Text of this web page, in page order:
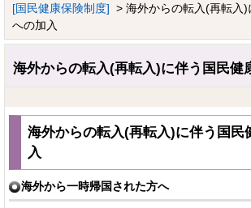
[国民健康保険制度] > 海外からの転入(再転入
への加入
海外からの転入(再転入)に伴う国民健
海外からの転入(再転入)に伴う国民
入
海外から一時帰国された方へ